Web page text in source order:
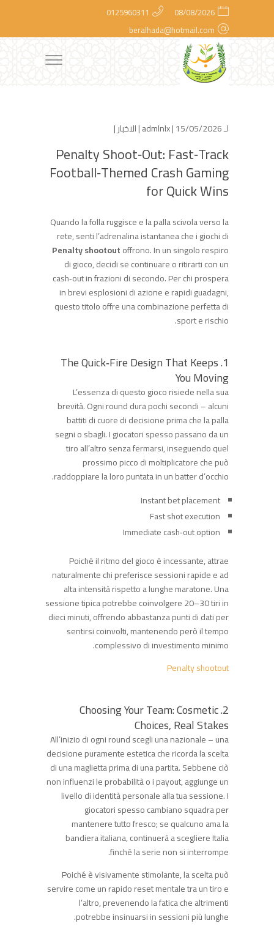
08/08/2026
0125960311
beralhada@hotmail.com
لـ admlnlx| 15/05/2026 | الاخبار|
Penalty Shoot‑Out: Fast‑Track
Football‑Themed Crash Gaming
for Quick Wins
Quando la folla ruggisce e la palla scivola verso la
rete, senti l’adrenalina istantanea che i giochi di
Penalty shootoutoffrono. In un singolo respiro
di gioco, decidi se continuare o ritirarti con un
cash‑out in frazioni di secondo. Per chi prospera
in brevi esplosioni di azione e rapidi guadagni,
questo titolo offre una combinazione perfetta di
sport e rischio.
1. The Quick‑Fire Design That Keeps
You Moving
L’essenza di questo gioco risiede nella sua
brevità. Ogni round dura pochi secondi – alcuni
battiti di cuore di decisione prima che la palla
segni o sbagli. I giocatori spesso passano da un
tiro all’altro senza fermarsi, inseguendo quel
prossimo picco di moltiplicatore che può
raddoppiare la loro puntata in un batter d’occhio.
Instant bet placement
Fast shot execution
Immediate cash‑out option
Poiché il ritmo del gioco è incessante, attrae
naturalmente chi preferisce sessioni rapide e ad
alta intensità rispetto a lunghe maratone. Una
sessione tipica potrebbe coinvolgere 20–30 tiri in
dieci minuti, offrendo abbastanza punti di dati per
sentirsi coinvolti, mantenendo però il tempo
complessivo di investimento minimo.
Penalty shootout
2. Choosing Your Team: Cosmetic
Choices, Real Stakes
All’inizio di ogni round scegli una nazionale – una
decisione puramente estetica che ricorda la scelta
di una maglietta prima di una partita. Sebbene ciò
non influenzi le probabilità o i payout, aggiunge un
livello di identità personale alla tua sessione. I
giocatori spesso cambiano squadra per
mantenere tutto fresco; se qualcuno ama la
bandiera italiana, continuerà a scegliere Italia
finché la serie non si interrompe.
Poiché è visivamente stimolante, la scelta può
servire come un rapido reset mentale tra un tiro e
l’altro, prevenendo la fatica che altrimenti
potrebbe insinuarsi in sessioni più lunghe.